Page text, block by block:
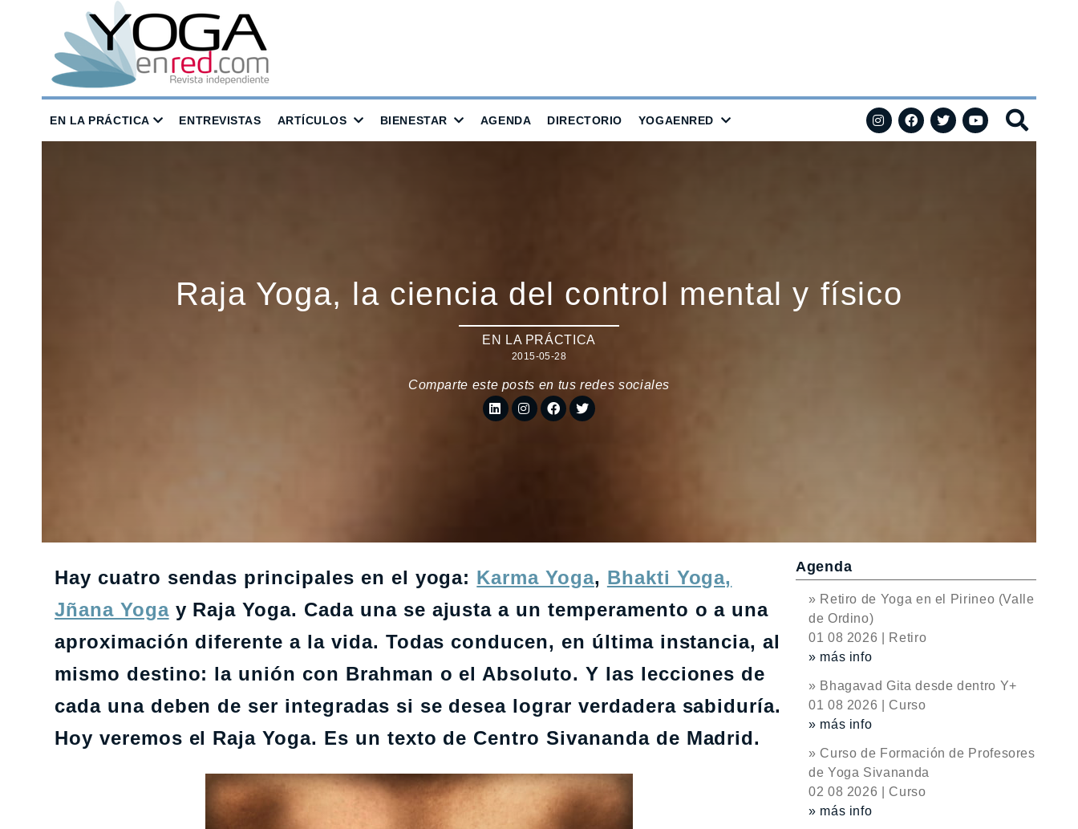
EN LA PRÁCTICA ENTREVISTAS ARTÍCULOS BIENESTAR AGENDA DIRECTORIO YOGAENRED
Raja Yoga, la ciencia del control mental y físico
EN LA PRÁCTICA
2015-05-28
Comparte este posts en tus redes sociales
Hay cuatro sendas principales en el yoga: Karma Yoga, Bhakti Yoga,
Jñana Yogay Raja Yoga. Cada una se ajusta a un temperamento o a una
aproximación diferente a la vida. Todas conducen, en última instancia, al
mismo destino: la unión con Brahman o el Absoluto. Y las lecciones de
cada una deben de ser integradas si se desea lograr verdadera sabiduría.
Hoy veremos el Raja Yoga. Es un texto de Centro Sivananda de Madrid.
Agenda
» Retiro de Yoga en el Pirineo (Valle
de Ordino)
01 08 2026 | Retiro
» más info
» Bhagavad Gita desde dentro Y+
01 08 2026 | Curso
» más info
» Curso de Formación de Profesores
de Yoga Sivananda
02 08 2026 | Curso
» más info